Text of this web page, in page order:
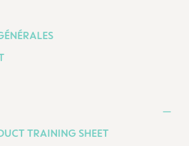
TRAINING SHEET